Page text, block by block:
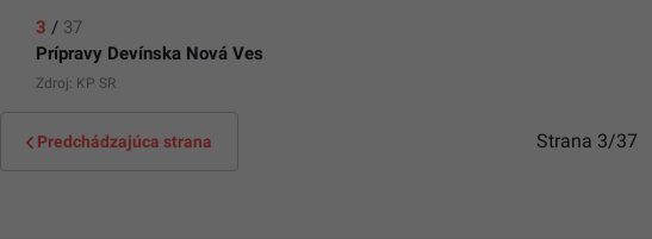
3 / 37
Prípravy Devínska Nová Ves
Zdroj: KP SR
Predchádzajúca strana Strana 3/37